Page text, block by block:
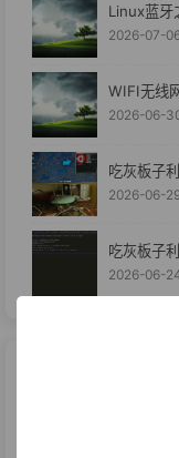
Linux蓝牙
2026-07-
WIFI无线
2026-06-
吃灰板子
2026-06-
吃灰板子
2026-06-